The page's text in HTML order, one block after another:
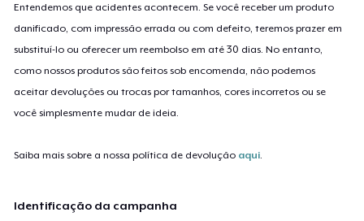
Entendemos que acidentes acontecem. Se você receber um produto
danificado, com impressão errada ou com defeito, teremos prazer em
substituí-lo ou oferecer um reembolso em até 30 dias. No entanto,
como nossos produtos são feitos sob encomenda, não podemos
aceitar devoluções ou trocas por tamanhos, cores incorretos ou se
você simplesmente mudar de ideia.
Saiba mais sobre a nossa política de devolução aqui
Identificação da campanha